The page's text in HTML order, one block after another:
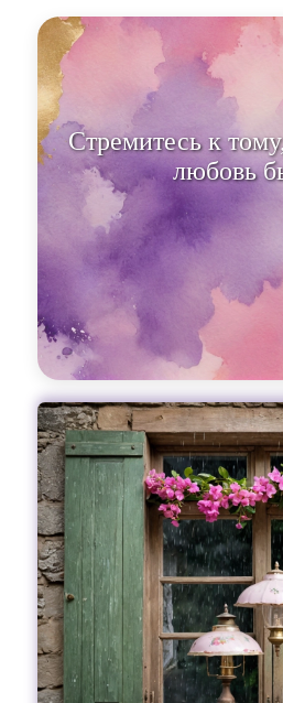
Стремитесь к
любовь была